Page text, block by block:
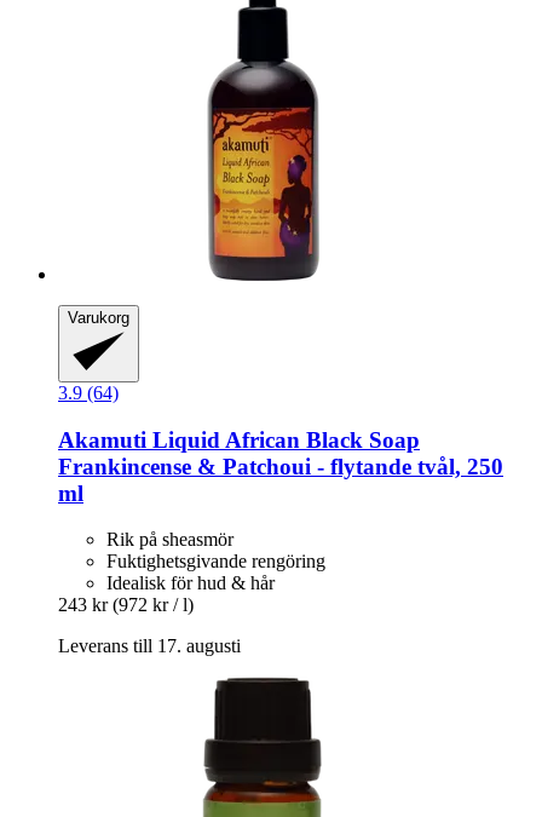
Varukorg
3.9 (64)
Akamuti Liquid African Black Soap
Frankincense & Patchoui -​ flytande tvål, 250
ml
Rik på sheasmör
Fuktighetsgivande rengöring
Idealisk för hud & hår
243 kr (972 kr / l)
Leverans till 17. augusti